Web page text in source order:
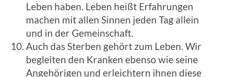
Leben haben. Leben heißt Erfahrungen
machen mit allen Sinnen jeden Tag allein
und in der Gemeinschaft.
Auch das Sterben gehört zum Leben. Wir
begleiten den Kranken ebenso wie seine
Angehörigen und erleichtern ihnen diese